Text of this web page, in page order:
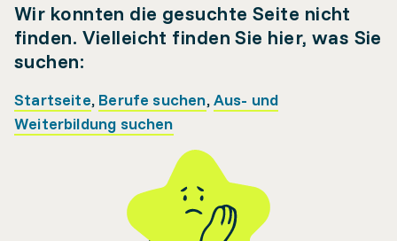
Wir konnten die gesuchte Seite nicht
finden. Vielleicht finden Sie hier, was Sie
suchen:
Startseite, Berufe suchen,Aus- und
Weiterbildung suchen